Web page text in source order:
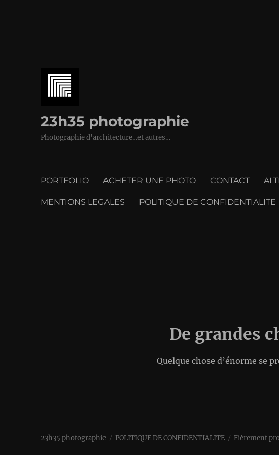
23h35 photographie
Photographie d'architecture…et autres…
PORTFOLIO ACHETER UNE PHOTO CONTACT
MENTIONS LEGALES POLITIQUE DE CONFIDENTIALITE
De grandes
Quelque chose d’énorme se
23h35 photographie POLITIQUE DE CONFIDENTIALITE Fièrement